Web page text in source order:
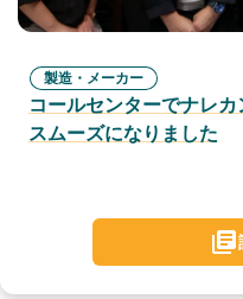
製造・メーカー
コールセンターでナレ
スムーズになりました